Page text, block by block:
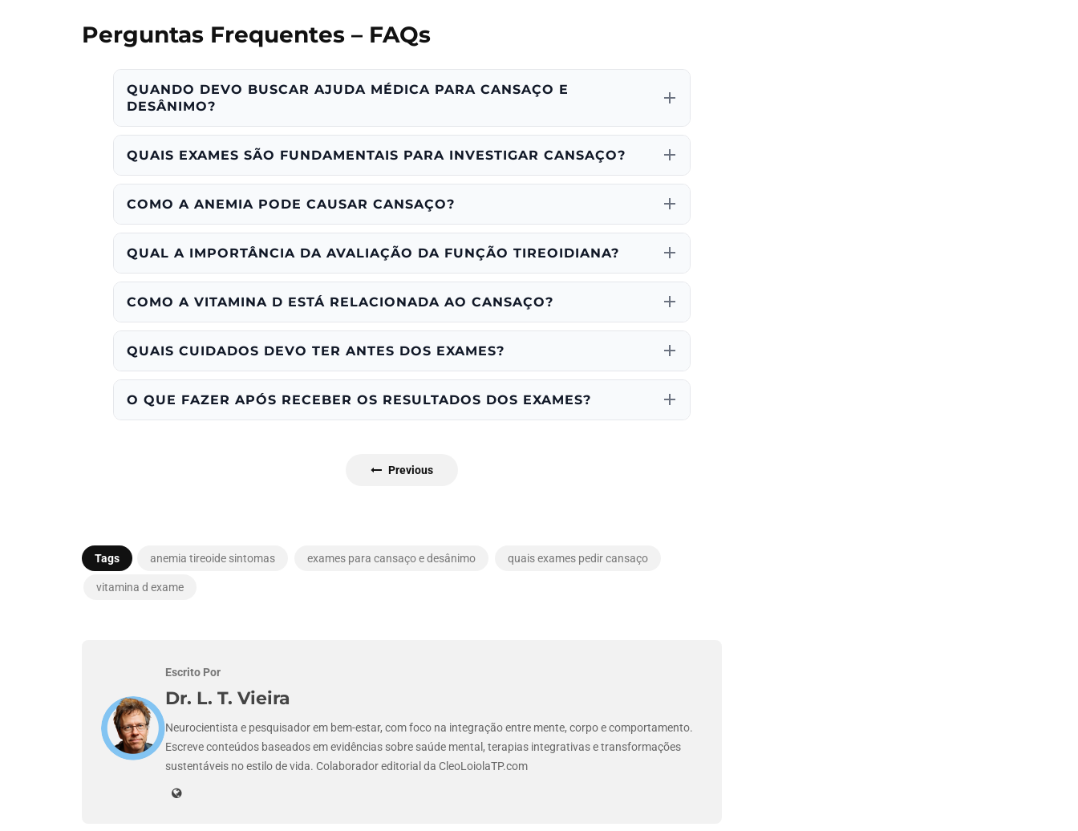
Perguntas Frequentes – FAQs
QUANDO DEVO BUSCAR AJUDA MÉDICA PARA CANSAÇO E
DESÂNIMO?
QUAIS EXAMES SÃO FUNDAMENTAIS PARA INVESTIGAR CANSAÇO?
COMO A ANEMIA PODE CAUSAR CANSAÇO?
QUAL A IMPORTÂNCIA DA AVALIAÇÃO DA FUNÇÃO TIREOIDIANA?
COMO A VITAMINA D ESTÁ RELACIONADA AO CANSAÇO?
QUAIS CUIDADOS DEVO TER ANTES DOS EXAMES?
O QUE FAZER APÓS RECEBER OS RESULTADOS DOS EXAMES?
Previous
Tags anemia tireoide sintomas exames para cansaço e desânimo quais exames pedir cansaço
vitamina d exame
Escrito Por
Dr. L. T. Vieira
Neurocientista e pesquisador em bem-estar, com foco na integração entre mente, corpo e comportamento.
Escreve conteúdos baseados em evidências sobre saúde mental, terapias integrativas e transformações
sustentáveis no estilo de vida. Colaborador editorial da CleoLoiolaTP.com